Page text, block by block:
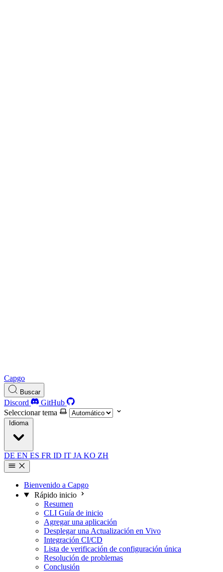
Capgo
Buscar
Discord
GitHub
Seleccionar tema
Idioma
DE EN ES FR ID IT JA KO ZH
Bienvenido a Capgo
Rápido inicio
Resumen
CLI Guía de inicio
Agregar una aplicación
Desplegar una Actualización en Vivo
Integración CI/CD
Lista de verificación de configuración única
Resolución de problemas
Conclusión